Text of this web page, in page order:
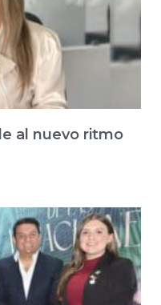
al nuevo ritmo